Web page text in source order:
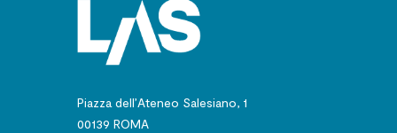
Piazza dell’Ateneo Salesiano, 1
00139 ROMA